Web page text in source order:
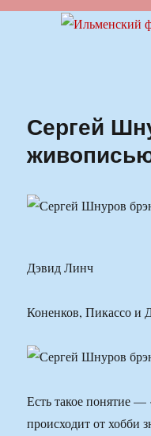
Ильменский
Сергей
Дэвид Линч
Коненков, Пикассо и
Есть такое понятие
происходит от хобби